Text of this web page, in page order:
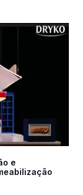
e